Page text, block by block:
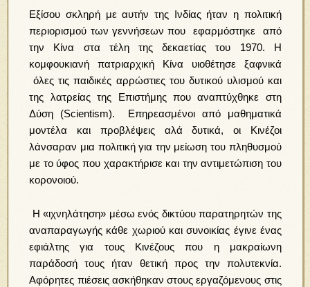
Εξίσου σκληρή με αυτήν της Ινδίας ήταν η πολιτική
περιορισμού των γεννήσεων που εφαρμόστηκε από
την Κίνα στα τέλη της δεκαετίας του 1970. Η
κομφουκιανή πατριαρχική Κίνα υιοθέτησε ξαφνικά
όλες τις παιδικές αρρώστιες του δυτικού υλισμού και
της λατρείας της Επιστήμης που αναπτύχθηκε στη
Δύση (Scientism). Επηρεασμένοι από μαθηματικά
μοντέλα και προβλέψεις αλά δυτικά, οι Κινέζοι
λάνσαραν μια πολιτική για την μείωση του πληθυσμού
με το ύφος που χαρακτήρισε και την αντιμετώπιση του
κορονοιού.
Η «ιχνηλάτηση» μέσω ενός δικτύου παρατηρητών της
αναπαραγωγής κάθε χωριού και συνοικίας έγινε ένας
εφιάλτης για τους Κινέζους που η μακραίωνη
παράδοσή τους ήταν θετική προς την πολυτεκνία.
Αφόρητες πιέσεις ασκήθηκαν στους εργαζόμενους στις